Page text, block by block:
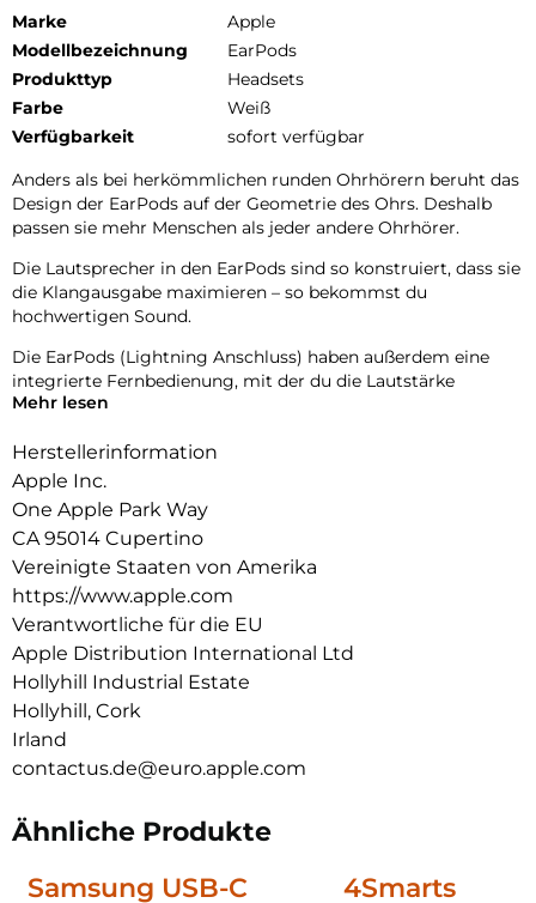
Marke
Apple
Modellbezeichnung
EarPods
Produkttyp
Headsets
Farbe
Weiß
Verfügbarkeit
sofort verfügbar
Anders als bei herkömmlichen runden Ohrhörern beruht das
Design der EarPods auf der Geometrie des Ohrs. Deshalb
passen sie mehr Menschen als jeder andere Ohrhörer.
Die Lautsprecher in den EarPods sind so konstruiert, dass sie
die Klangausgabe maximieren – so bekommst du
hochwertigen Sound.
Die EarPods (Lightning Anschluss) haben außerdem eine
integrierte Fernbedienung, mit der du die Lautstärke
anpassen, die Wiedergabe von Musik und Videos steuern und
die Fernbedienung drückst.
Mehr lesen
Herstellerinformation
Apple Inc.
One Apple Park Way
CA 95014 Cupertino
Vereinigte Staaten von Amerika
https://www.apple.com
Verantwortliche für die EU
Apple Distribution International Ltd
Hollyhill Industrial Estate
Hollyhill, Cork
Irland
contactus.de@euro.apple.com
Ähnliche Produkte
Samsung USB-C
4Smarts